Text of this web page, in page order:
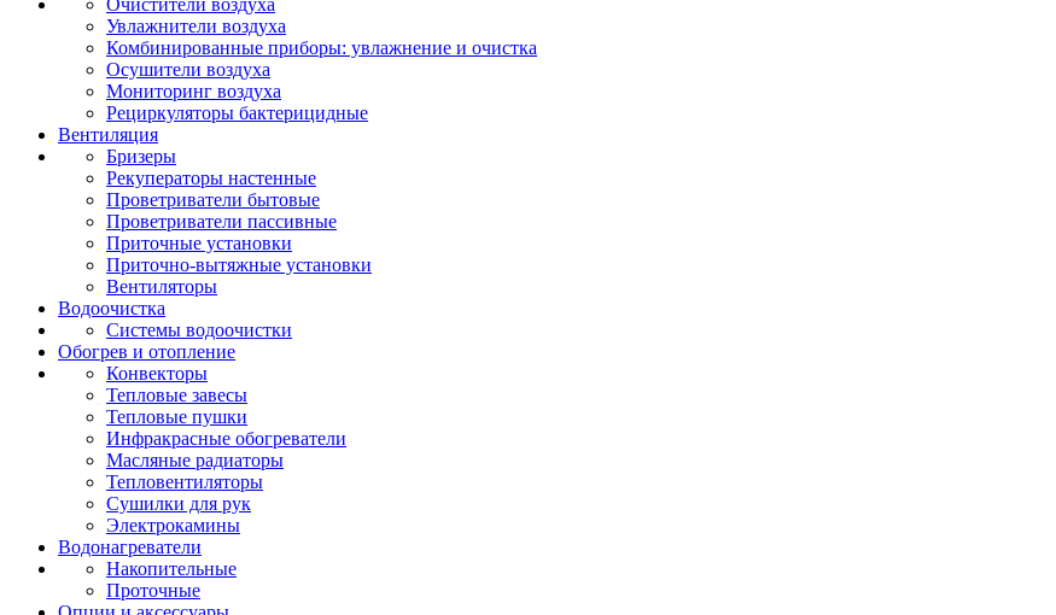
Очистители воздуха
Увлажнители воздуха
Комбинированные приборы: увлажнение и очистка
Осушители воздуха
Мониторинг воздуха
Рециркуляторы бактерицидные
Вентиляция
Бризеры
Рекуператоры настенные
Проветриватели бытовые
Проветриватели пассивные
Приточные установки
Приточно-вытяжные установки
Вентиляторы
Водоочистка
Системы водоочистки
Обогрев и отопление
Конвекторы
Тепловые завесы
Тепловые пушки
Инфракрасные обогреватели
Масляные радиаторы
Тепловентиляторы
Сушилки для рук
Электрокамины
Водонагреватели
Накопительные
Проточные